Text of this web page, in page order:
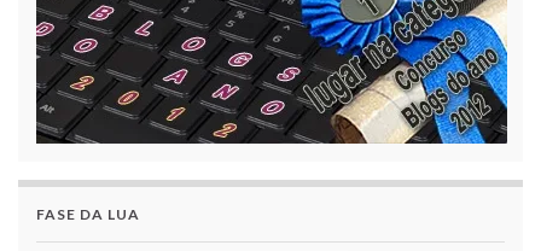
FASE DA LUA